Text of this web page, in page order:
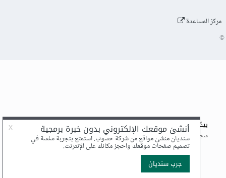
مركز المساعدة
©